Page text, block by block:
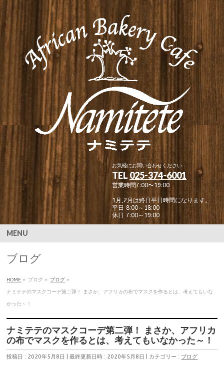
お気軽にお問い合わせください
TEL 025-374-6001
営業時間7:00〜19:00
1月,2月は終日平日時間になります。
平日 8:00～18:00
休日 7:00～19:00
MENU
ブログ
HOME » ブログ » ブログ »
ナミテテのマスクコーデ第二弾！ まさか、アフリカの布でマスクを作るとは、考えてもいな
かった～！
ナミテテのマスクコーデ第二弾！ まさか、アフリカ
の布でマスクを作るとは、考えてもいなかった～！
投稿日 : 2020年5月8日 最終更新日時 : 2020年5月8日 カテゴリー : ブログ